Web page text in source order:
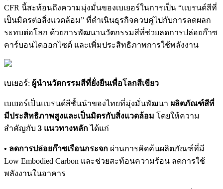
CFR นี้สะท้อนถึงความมุ่งมั่นของเบเยอร์ในการเป็น “แบรนด์สีที่
เป็นมิตรต่อสิ่งแวดล้อม” ที่ดำเนินธุรกิจควบคู่ไปกับการลดผลก
ระทบต่อโลก ด้วยการพัฒนานวัตกรรมสีที่ช่วยลดการปล่อยก๊าซ
คาร์บอนไดออกไซด์ และเพิ่มประสิทธิภาพการใช้พลังงาน
เบเยอร์: ผู้นำนวัตกรรมสีที่ยั่งยืนเพื่อโลกสีเขียว
เบเยอร์เป็นแบรนด์สีชั้นนำของไทยที่มุ่งมั่นพัฒนา ผลิตภัณฑ์สีที่
มีประสิทธิภาพสูงและเป็นมิตรกับสิ่งแวดล้อม โดยให้ความ
สำคัญกับ 3 แนวทางหลักได้แก่
• ลดการปล่อยก๊าซเรือนกระจก ผ่านการคิดค้นผลิตภัณฑ์ที่มี
Low Embodied Carbon และช่วยสะท้อนความร้อน ลดการใช้
พลังงานในอาคาร